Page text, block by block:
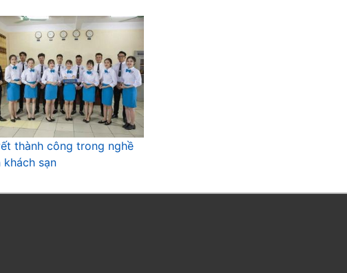
thành công trong nghề
khách sạn